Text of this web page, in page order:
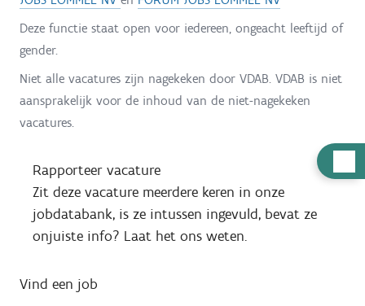
u
Deze functie staat open voor iedereen, ongeacht leeftijd of
gender.
Niet alle vacatures zijn nagekeken door VDAB. VDAB is niet
aansprakelijk voor de inhoud van de niet-nagekeken
vacatures.
Rapporteer vacature
Zit deze vacature meerdere keren in onze
jobdatabank, is ze intussen ingevuld, bevat ze
onjuiste info? Laat het ons weten.
Vind een job